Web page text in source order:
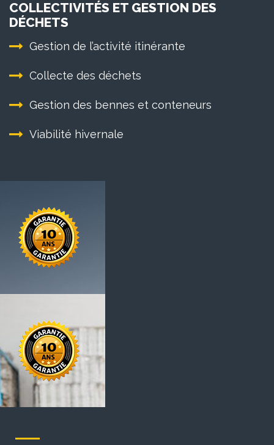
COLLECTIVITÉS ET GESTION DES
DÉCHETS
Gestion de l’activité itinérante
Collecte des déchets
Gestion des bennes et conteneurs
Viabilité hivernale